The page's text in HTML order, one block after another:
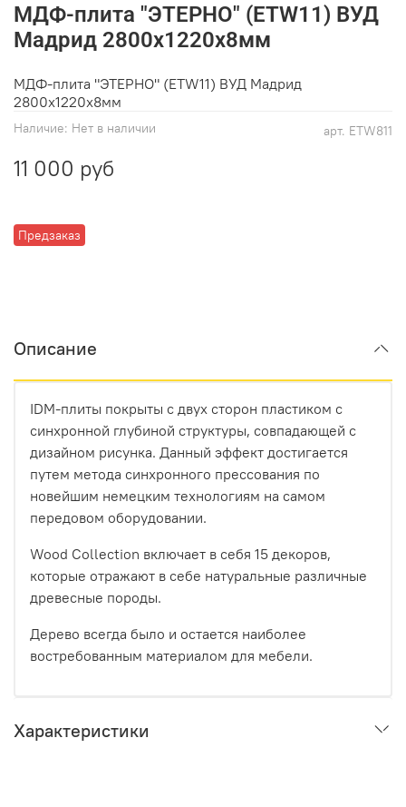
арт. ETW811
Наличие: Нет в наличии
Предзаказ
МДФ-плита "ЭТЕРНО" (ETW11) ВУД
Мадрид 2800х1220х8мм
11 000 руб
МДФ-плита "ЭТЕРНО" (ETW11) ВУД Мадрид
2800х1220х8мм
Описание
IDM-плиты покрыты с двух сторон пластиком с
синхронной глубиной структуры, совпадающей с
дизайном рисунка. Данный эффект достигается
путем метода синхронного прессования по
новейшим немецким технологиям на самом
передовом оборудовании.
Wood Collection включает в себя 15 декоров,
которые отражают в себе натуральные различные
древесные породы.
Дерево всегда было и остается наиболее
востребованным материалом для мебели.
Характеристики